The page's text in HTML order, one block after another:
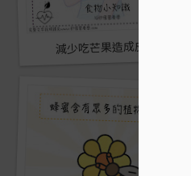
減少吃芒果造成皮膚發癢的